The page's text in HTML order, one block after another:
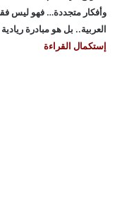
وأفكار متجددة… فهو ليس
العربية.. بل هو مبادرة
إستكمال القراءة